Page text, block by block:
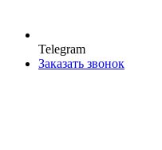
Telegram
Заказать звонок